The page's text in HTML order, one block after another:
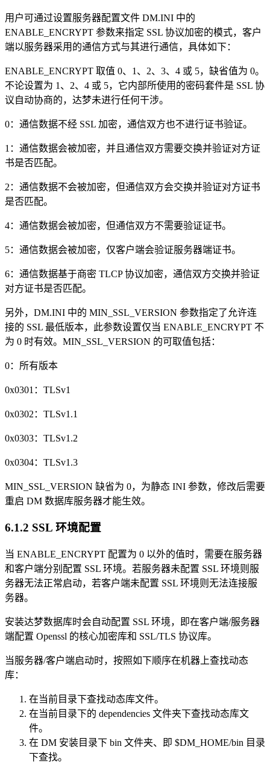
用户可通过设置服务器配置文件 DM.INI 中的
ENABLE_ENCRYPT 参数来指定 SSL 协议加密的模式，客户
端以服务器采用的通信方式与其进行通信，具体如下：
ENABLE_ENCRYPT 取值 0、1、2、3、4 或 5，缺省值为 0。
不论设置为 1、2、4 或 5，它内部所使用的密码套件是 SSL 协
议自动协商的，达梦未进行任何干涉。
0：通信数据不经 SSL 加密，通信双方也不进行证书验证。
1：通信数据会被加密，并且通信双方需要交换并验证对方证
书是否匹配。
2：通信数据不会被加密，但通信双方会交换并验证对方证书
是否匹配。
4：通信数据会被加密，但通信双方不需要验证证书。
5：通信数据会被加密，仅客户端会验证服务器端证书。
6：通信数据基于商密 TLCP 协议加密，通信双方交换并验证
对方证书是否匹配。
另外，DM.INI 中的 MIN_SSL_VERSION 参数指定了允许连
接的 SSL 最低版本，此参数设置仅当 ENABLE_ENCRYPT 不
为 0 时有效。MIN_SSL_VERSION 的可取值包括：
0：所有版本
0x0301：TLSv1
0x0302：TLSv1.1
0x0303：TLSv1.2
0x0304：TLSv1.3
MIN_SSL_VERSION 缺省为 0，为静态 INI 参数，修改后需要
重启 DM 数据库服务器才能生效。
6.1.2 SSL 环境配置
当 ENABLE_ENCRYPT 配置为 0 以外的值时，需要在服务器
和客户端分别配置 SSL 环境。若服务器未配置 SSL 环境则服
务器无法正常启动，若客户端未配置 SSL 环境则无法连接服
务器。
安装达梦数据库时会自动配置 SSL 环境，即在客户端/服务器
端配置 Openssl 的核心加密库和 SSL/TLS 协议库。
当服务器/客户端启动时，按照如下顺序在机器上查找动态
库：
在当前目录下查找动态库文件。
在当前目录下的 dependencies 文件夹下查找动态库文
件。
在 DM 安装目录下 bin 文件夹、即 $DM_HOME/bin 目录
下查找。